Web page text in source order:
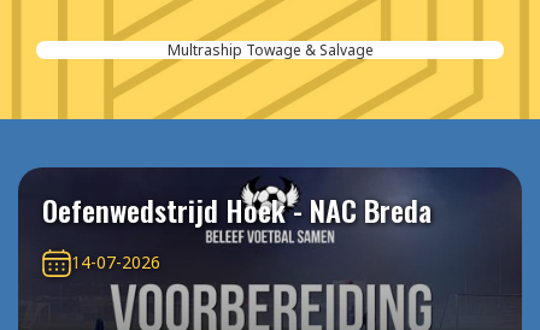
Aannemersbedrijf van der Poel
Oefenwedstrijd Hoek - NAC Breda
14-07-2026